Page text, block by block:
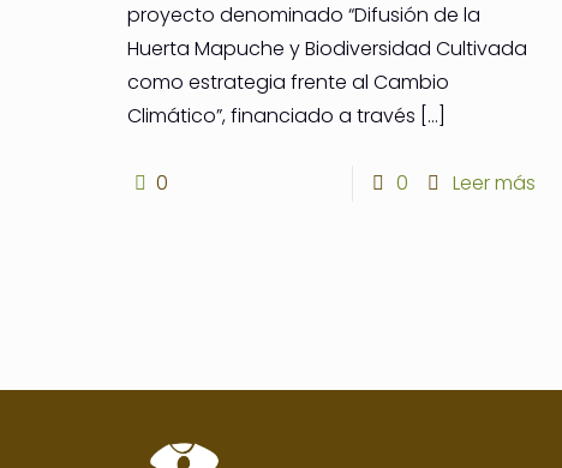
proyecto denominado “Difusión de la
Huerta Mapuche y Biodiversidad Cultivada
como estrategia frente al Cambio
Climático”, financiado a través […]
0 0 Leer más